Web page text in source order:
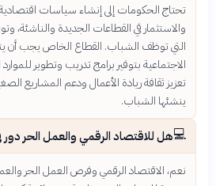
تحتاج الحكومات إلى إنشاء سياسات
والاستثمار في القطاعات الجديدة والناشئة،
التي توظف الشباب. القطاع الخاص يجب أن
الاجتماعية بتوفير برامج تدريب وتطوير
تعزيز ثقافة ريادة الأعمال ودعم المشاريع
ينشئها الشباب.
💻هل للاقتصاد الرقمي والعمل الحر دور
نعم، الاقتصاد الرقمي وفرص العمل الحر